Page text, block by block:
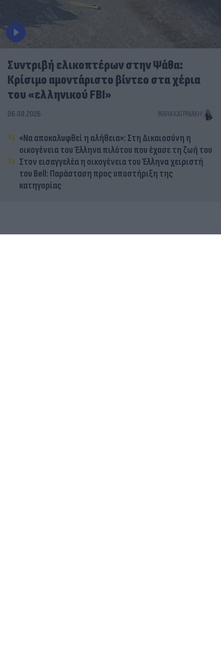
Συντριβή ελικοπτέρων στην Ψάθα:
Κρίσιμο αμοντάριστο βίντεο στα χέρια
του «ελληνικού FBI»
06.08.2026 ΜΑΡΊΑ ΚΑΤΡΙΝΆΚΗ
«Να αποκαλυφθεί η αλήθεια»: Στη Δικαιοσύνη η
οικογένεια του Έλληνα πιλότου που έχασε τη ζωή του
Στον εισαγγελέα η οικογένεια του Έλληνα χειριστή
του Bell: Παράσταση προς υποστήριξη της
κατηγορίας